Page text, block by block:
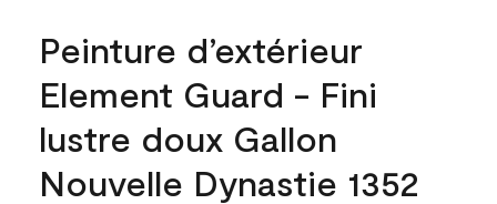
Peinture d’extérieur
Element Guard - Fini
lustre doux Gallon
Nouvelle Dynastie 1352